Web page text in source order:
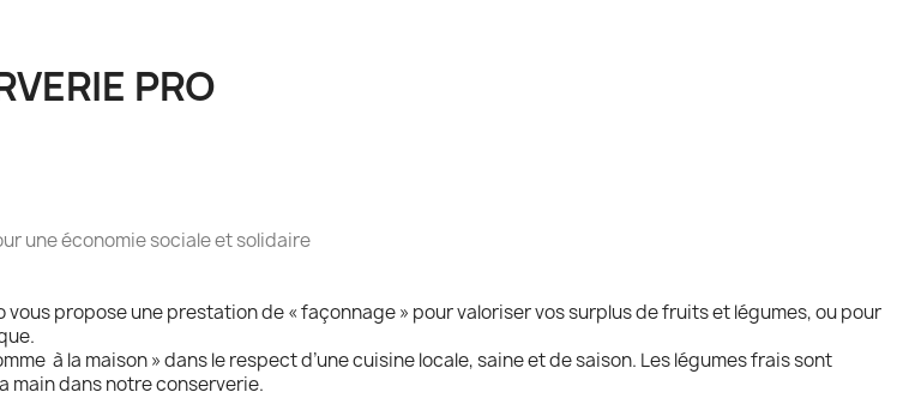
PRO
une économie sociale et solidaire
vous propose une prestation de « façonnage » pour valoriser vos surplus de fruits et légumes, ou pour
à la maison » dans le respect d’une cuisine locale, saine et de saison. Les légumes frais sont
main dans notre conserverie.